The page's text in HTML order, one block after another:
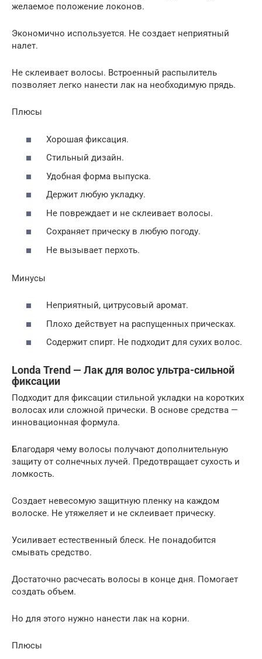
желаемое положение локонов.
Экономично используется. Не создает неприятный
налет.
Не склеивает волосы. Встроенный распылитель
позволяет легко нанести лак на необходимую прядь.
Плюсы
Хорошая фиксация.
Стильный дизайн.
Удобная форма выпуска.
Держит любую укладку.
Не повреждает и не склеивает волосы.
Сохраняет прическу в любую погоду.
Не вызывает перхоть.
Минусы
Неприятный, цитрусовый аромат.
Плохо действует на распущенных прическах.
Содержит спирт. Не подходит для сухих волос.
Londa Trend — Лак для волос ультра-сильной
фиксации
Подходит для фиксации стильной укладки на коротких
волосах или сложной прически. В основе средства —
инновационная формула.
Благодаря чему волосы получают дополнительную
защиту от солнечных лучей. Предотвращает сухость и
ломкость.
Создает невесомую защитную пленку на каждом
волоске. Не утяжеляет и не склеивает прическу.
Усиливает естественный блеск. Не понадобится
смывать средство.
Достаточно расчесать волосы в конце дня. Помогает
создать объем.
Но для этого нужно нанести лак на корни.
Плюсы